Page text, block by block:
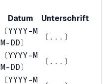
Datum
Unterschrift
〔YYYY-M
M-DD〕
〔...〕
〔YYYY-M
M-DD〕
〔...〕
〔YYYY-M